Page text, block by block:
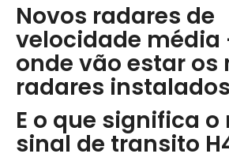
Novos radares de
velocidade média
onde vão estar os
radares
E o que significa o
sinal de transito